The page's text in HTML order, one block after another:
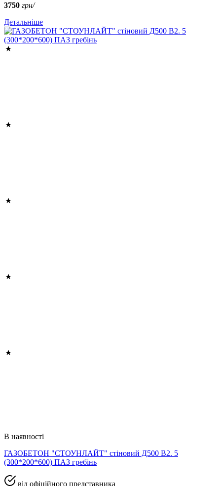
3750 грн/
Детальніше
В наявності
ГАЗОБЕТОН "СТОУНЛАЙТ" стіновий Д500 В2. 5
(300*200*600) ПАЗ гребінь
від офіційного представника